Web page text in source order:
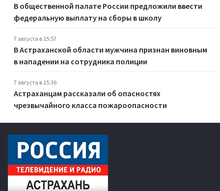
В общественной палате России предложили ввести
федеральную выплату на сборы в школу
7 августа в 15:57
В Астраханской области мужчина признан виновным
в нападении на сотрудника полиции
7 августа в 15:36
Астраханцам рассказали об опасностях
чрезвычайного класса пожароопасности